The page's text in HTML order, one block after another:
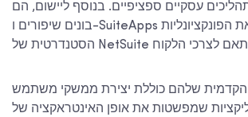
עסקיים ספציפיים. בנוסף ליישום, הם
בונים שיפורים ו-SuiteApps כדי להרחיב את הפונקציונליות
הקדמית שלהם כוללת יצירת ממשקי משתמש
שמפשטות את אופן האינטראקציה של